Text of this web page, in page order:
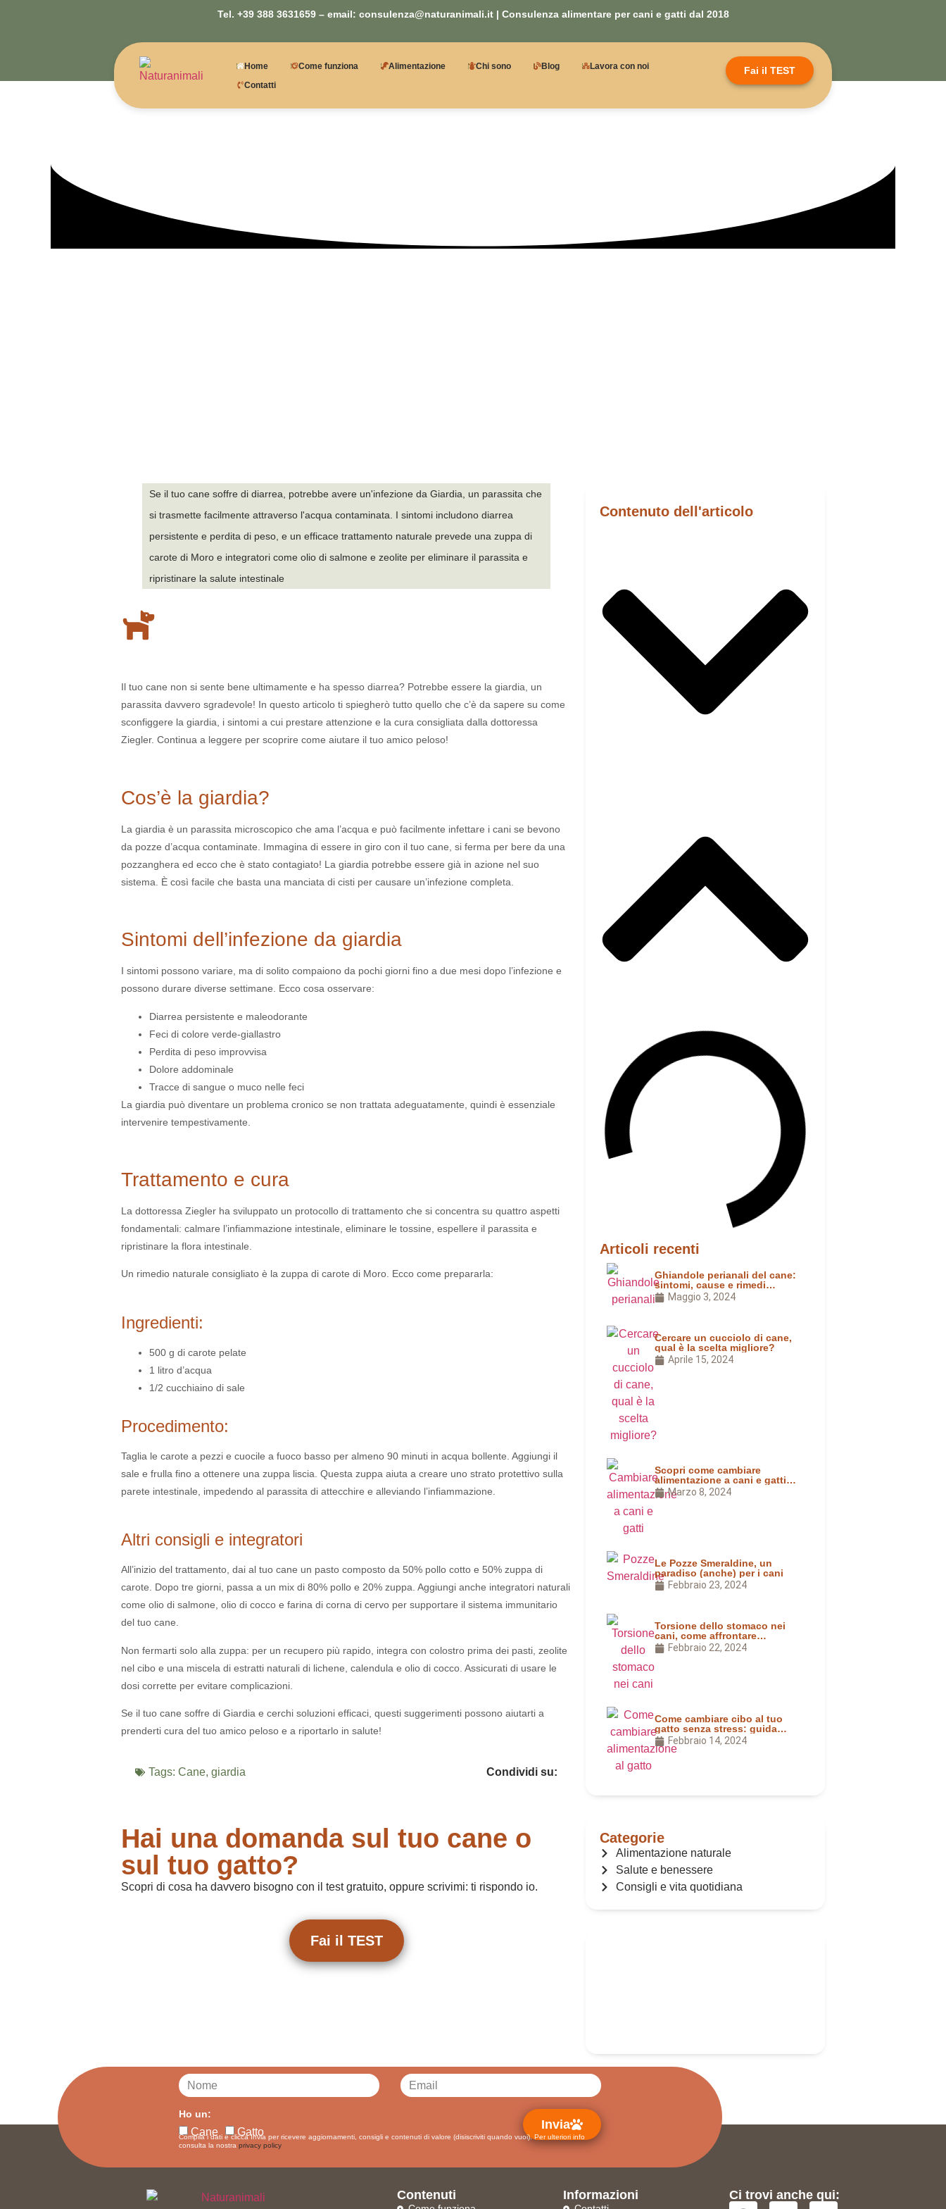
Tel. +39 388 3631659 – email: consulenza@naturanimali.it | Consulenza alimentare per cani e gatti dal 2018
Home Come funziona Alimentazione Chi sono Blog
Lavora con noi
Contatti
Fai il TEST
Se il tuo cane soffre di diarrea, potrebbe avere un'infezione da Giardia, un parassita che
si trasmette facilmente attraverso l'acqua contaminata. I sintomi includono diarrea
persistente e perdita di peso, e un efficace trattamento naturale prevede una zuppa di
carote di Moro e integratori come olio di salmone e zeolite per eliminare il parassita e
ripristinare la salute intestinale
Il tuo cane non si sente bene ultimamente e ha spesso diarrea? Potrebbe essere la giardia, un
parassita davvero sgradevole! In questo articolo ti spiegherò tutto quello che c’è da sapere su come
sconfiggere la giardia, i sintomi a cui prestare attenzione e la cura consigliata dalla dottoressa
Ziegler. Continua a leggere per scoprire come aiutare il tuo amico peloso!
Cos’è la giardia?
La giardia è un parassita microscopico che ama l’acqua e può facilmente infettare i cani se bevono
da pozze d’acqua contaminate. Immagina di essere in giro con il tuo cane, si ferma per bere da una
pozzanghera ed ecco che è stato contagiato! La giardia potrebbe essere già in azione nel suo
sistema. È così facile che basta una manciata di cisti per causare un’infezione completa.
Sintomi dell’infezione da giardia
I sintomi possono variare, ma di solito compaiono da pochi giorni fino a due mesi dopo l’infezione e
possono durare diverse settimane. Ecco cosa osservare:
Diarrea persistente e maleodorante
Feci di colore verde-giallastro
Perdita di peso improvvisa
Dolore addominale
Tracce di sangue o muco nelle feci
La giardia può diventare un problema cronico se non trattata adeguatamente, quindi è essenziale
intervenire tempestivamente.
Trattamento e cura
La dottoressa Ziegler ha sviluppato un protocollo di trattamento che si concentra su quattro aspetti
fondamentali: calmare l’infiammazione intestinale, eliminare le tossine, espellere il parassita e
ripristinare la flora intestinale.
Un rimedio naturale consigliato è la zuppa di carote di Moro. Ecco come prepararla:
Ingredienti:
500 g di carote pelate
1 litro d’acqua
1/2 cucchiaino di sale
Procedimento:
Taglia le carote a pezzi e cuocile a fuoco basso per almeno 90 minuti in acqua bollente. Aggiungi il
sale e frulla fino a ottenere una zuppa liscia. Questa zuppa aiuta a creare uno strato protettivo sulla
parete intestinale, impedendo al parassita di attecchire e alleviando l’infiammazione.
Altri consigli e integratori
All’inizio del trattamento, dai al tuo cane un pasto composto da 50% pollo cotto e 50% zuppa di
carote. Dopo tre giorni, passa a un mix di 80% pollo e 20% zuppa. Aggiungi anche integratori naturali
come olio di salmone, olio di cocco e farina di corna di cervo per supportare il sistema immunitario
del tuo cane.
Non fermarti solo alla zuppa: per un recupero più rapido, integra con colostro prima dei pasti, zeolite
nel cibo e una miscela di estratti naturali di lichene, calendula e olio di cocco. Assicurati di usare le
dosi corrette per evitare complicazioni.
Se il tuo cane soffre di Giardia e cerchi soluzioni efficaci, questi suggerimenti possono aiutarti a
prenderti cura del tuo amico peloso e a riportarlo in salute!
Tags: Cane, giardia Condividi su:
Hai una domanda sul tuo cane o
sul tuo gatto?
Scopri di cosa ha davvero bisogno con il test gratuito, oppure scrivimi: ti rispondo io.
Fai il TEST
Contenuto dell'articolo
Articoli recenti
Ghiandole perianali del cane:
sintomi, cause e rimedi
naturali
Maggio 3, 2024
Cercare un cucciolo di cane,
qual è la scelta migliore?
Aprile 15, 2024
Scopri come cambiare
alimentazione a cani e gatti,
passa a un cibo naturale
Marzo 8, 2024
Le Pozze Smeraldine, un
paradiso (anche) per i cani
Febbraio 23, 2024
Torsione dello stomaco nei
cani, come affrontare
l’allarme
Febbraio 22, 2024
Come cambiare cibo al tuo
gatto senza stress: guida
pratica
Febbraio 14, 2024
Categorie
Alimentazione naturale
Salute e benessere
Consigli e vita quotidiana
Ho un:
Cane Gatto
Invia
Compila i dati e clicca Invia per ricevere aggiornamenti, consigli e contenuti di valore (disiscriviti quando vuoi).Per ulteriori info
consulta la nostra privacy policy
Contenuti Informazioni Ci trovi anche qui: